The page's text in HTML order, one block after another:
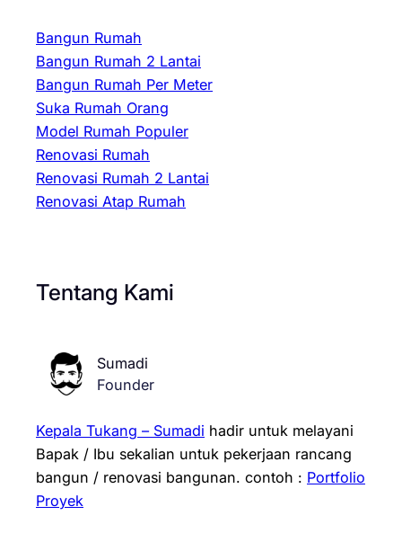
Bangun Rumah
Bangun Rumah 2 Lantai
Bangun Rumah Per Meter
Suka Rumah Orang
Model Rumah Populer
Renovasi Rumah
Renovasi Rumah 2 Lantai
Renovasi Atap Rumah
Tentang Kami
Sumadi
Founder
Kepala Tukang – Sumadi hadir untuk melayani
Bapak / Ibu sekalian untuk pekerjaan rancang
bangun / renovasi bangunan. contoh : Portfolio
Proyek